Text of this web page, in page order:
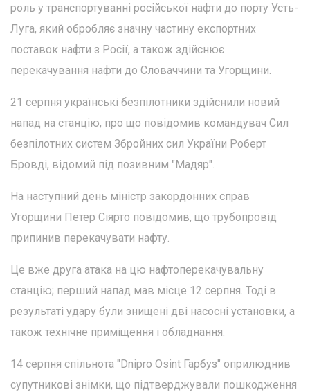
роль у транспортуванні російської нафти до порту Усть-
Луга, який обробляє значну частину експортних
поставок нафти з Росії, а також здійснює
перекачування нафти до Словаччини та Угорщини.
21 серпня українські безпілотники здійснили новий
напад на станцію, про що повідомив командувач Сил
безпілотних систем Збройних сил України Роберт
Бровді, відомий під позивним "Мадяр".
На наступний день міністр закордонних справ
Угорщини Петер Сіярто повідомив, що трубопровід
припинив перекачувати нафту.
Це вже друга атака на цю нафтоперекачувальну
станцію; перший напад мав місце 12 серпня. Тоді в
результаті удару були знищені дві насосні установки, а
також технічне приміщення і обладнання.
14 серпня спільнота "Dnipro Osint Гарбуз" оприлюднив
супутникові знімки, що підтверджували пошкодження